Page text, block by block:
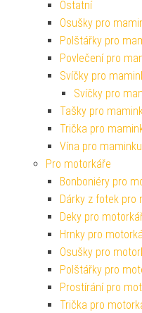
Ostatní
Osušky pro
Polštářky pro
Povlečení pro
Svíčky pro
Svíčky pro
Tašky pro
Trička pro
Vína pro maminku
Pro motorkáře
Bonboniéry pro
Dárky z fotek pro
Deky pro
Hrnky pro
Osušky pro
Polštářky pro
Prostírání pro
Trička pro